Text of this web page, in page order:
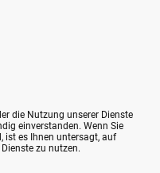
die Nutzung unserer Dienste
einverstanden. Wenn Sie
ist es Ihnen untersagt, auf
zu nutzen.